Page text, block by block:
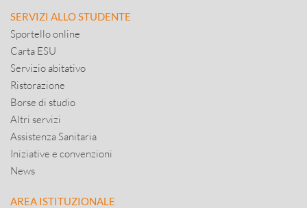
SERVIZI ALLO STUDENTE
Sportello online
Carta ESU
Servizio abitativo
Ristorazione
Borse di studio
Altri servizi
Assistenza Sanitaria
Iniziative e convenzioni
News
AREA ISTITUZIONALE